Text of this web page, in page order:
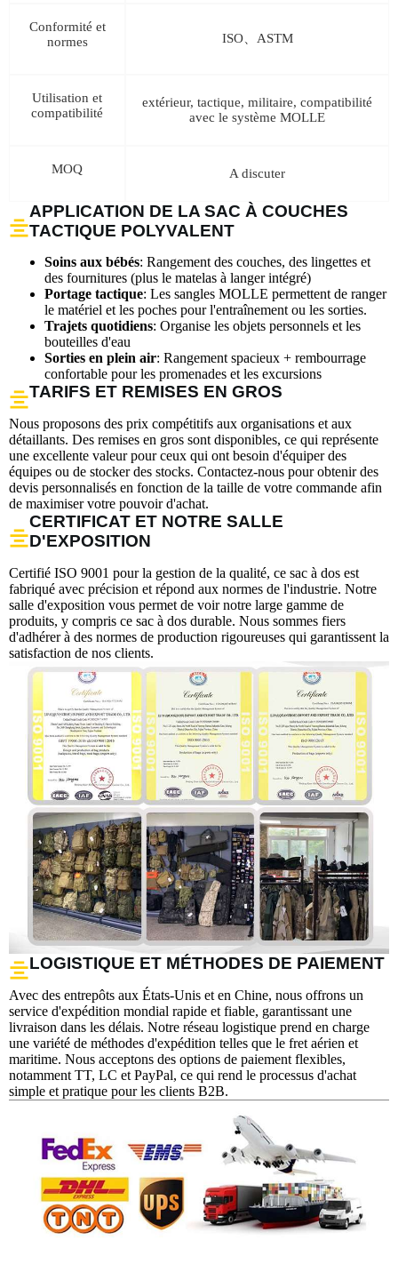
Conformité et
normes
ISO、ASTM
Utilisation et
compatibilité
extérieur, tactique, militaire, compatibilité
avec le système MOLLE
MOQ A discuter
APPLICATION DE LA SAC À COUCHES
TACTIQUE POLYVALENT
Soins aux bébés: Rangement des couches, des lingettes et
des fournitures (plus le matelas à langer intégré)
Portage tactique: Les sangles MOLLE permettent de ranger
le matériel et les poches pour l'entraînement ou les sorties.
Trajets quotidiens: Organise les objets personnels et les
bouteilles d'eau
Sorties en plein air: Rangement spacieux + rembourrage
confortable pour les promenades et les excursions
TARIFS ET REMISES EN GROS
Nous proposons des prix compétitifs aux organisations et aux
détaillants. Des remises en gros sont disponibles, ce qui représente
une excellente valeur pour ceux qui ont besoin d'équiper des
équipes ou de stocker des stocks. Contactez-nous pour obtenir des
devis personnalisés en fonction de la taille de votre commande afin
de maximiser votre pouvoir d'achat.
CERTIFICAT ET NOTRE SALLE
D'EXPOSITION
Certifié ISO 9001 pour la gestion de la qualité, ce sac à dos est
fabriqué avec précision et répond aux normes de l'industrie. Notre
salle d'exposition vous permet de voir notre large gamme de
produits, y compris ce sac à dos durable. Nous sommes fiers
d'adhérer à des normes de production rigoureuses qui garantissent la
satisfaction de nos clients.
LOGISTIQUE ET MÉTHODES DE PAIEMENT
Avec des entrepôts aux États-Unis et en Chine, nous offrons un
service d'expédition mondial rapide et fiable, garantissant une
livraison dans les délais. Notre réseau logistique prend en charge
une variété de méthodes d'expédition telles que le fret aérien et
maritime. Nous acceptons des options de paiement flexibles,
notamment TT, LC et PayPal, ce qui rend le processus d'achat
simple et pratique pour les clients B2B.